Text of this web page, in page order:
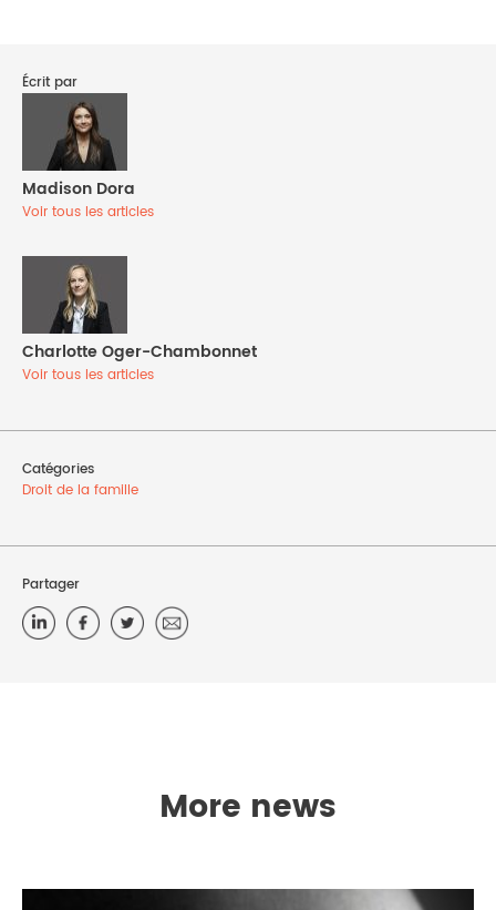
Écrit par
Madison Dora
Voir tous les articles
Charlotte Oger-Chambonnet
Voir tous les articles
Catégories
Droit de la famille
Partager
More news